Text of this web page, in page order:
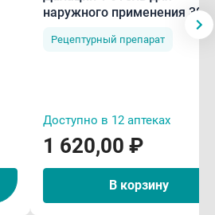
наружного применения 30 г
Рецептурный препарат
Доступно в 12 аптеках
1 620,00 ₽
В корзину